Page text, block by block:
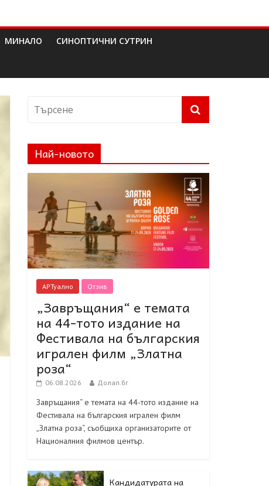
МИНАЛО СИНОПТИЧНИ СУТРИН
Най-новото
АРТуално Отзив
„Завръщания“ е темата
на 44-тото издание на
Фестивала на българския
игрален филм „Златна
роза“
06.08.2026 Долап.бг
Завръщания“ е темата на 44-тото издание на
Фестивала на българския игрален филм
„Златна роза“, съобщиха организаторите от
Националния филмов център.
Кандидатурата на